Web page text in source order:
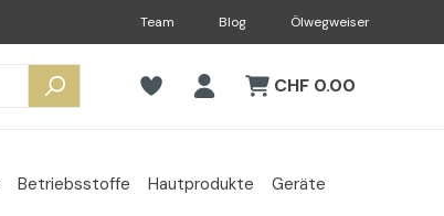
Team Blog Ölwegweiser
CHF 0.00
Betriebsstoffe Hautprodukte
Geräte